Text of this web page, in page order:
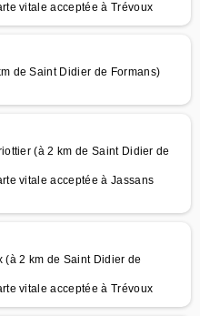
vitale acceptée à Trévoux
de Saint Didier de Formans)
(à 2 km de Saint Didier de
vitale acceptée à Jassans
(à 2 km de Saint Didier de
vitale acceptée à Trévoux